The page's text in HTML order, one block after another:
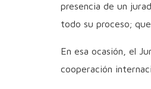
presencia de un
todo su proceso;
En esa ocasión, el
cooperación